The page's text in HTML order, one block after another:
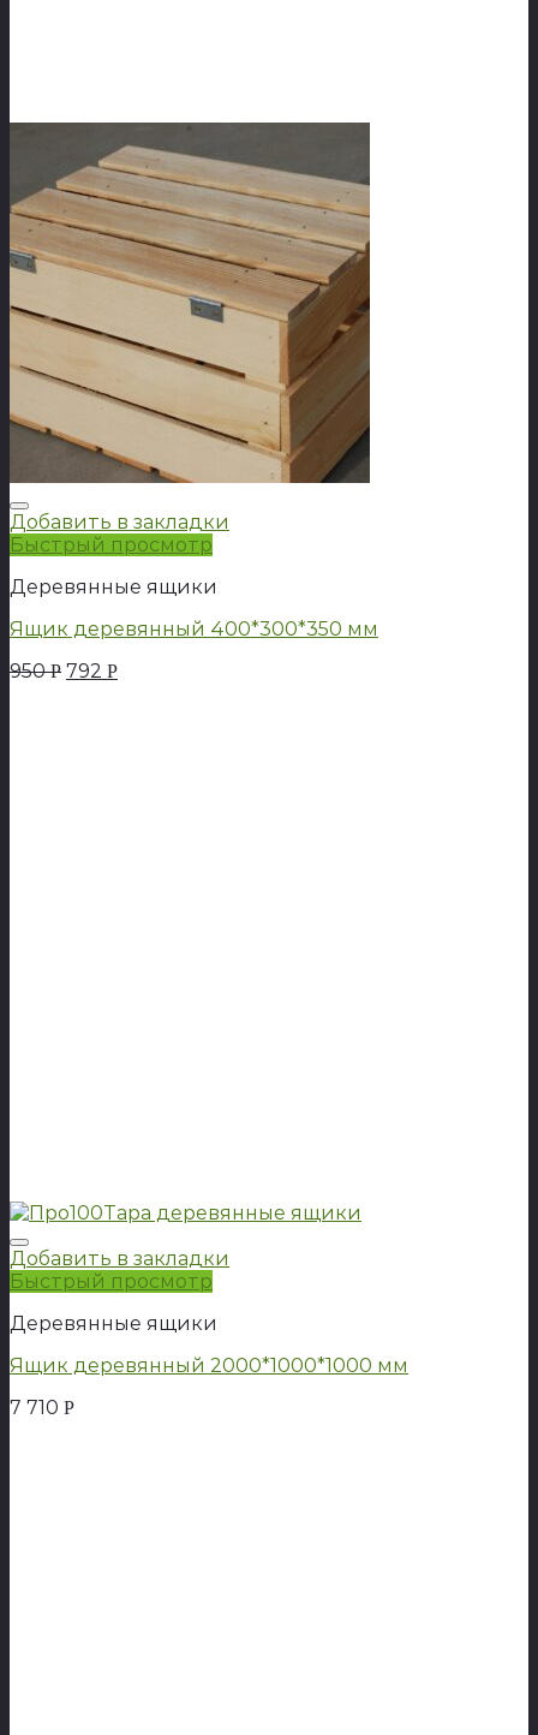
Добавить в закладки
Быстрый просмотр
Деревянные ящики
Ящик деревянный 400*300*350 мм
950Р 792 Р
Добавить в закладки
Быстрый просмотр
Деревянные ящики
Ящик деревянный 2000*1000*1000 мм
7 710 Р